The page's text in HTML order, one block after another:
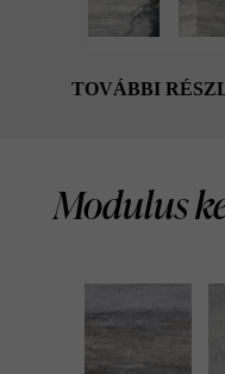
TOVÁBBI
Modulus